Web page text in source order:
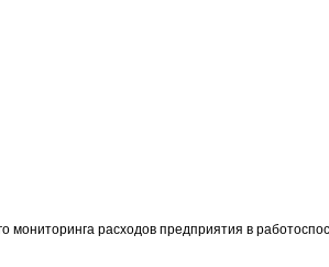
расходов предприятия в